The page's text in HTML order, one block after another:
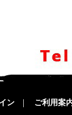
ン ご利用案